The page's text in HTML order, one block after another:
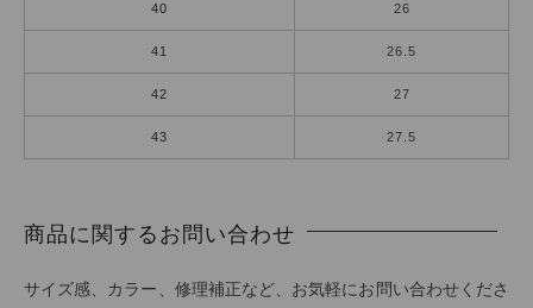
40 26
41 26.5
42 27
43 27.5
商品に関するお問い合わせ
サイズ感、カラー、修理補正など、お気軽にお問い合わせくださ